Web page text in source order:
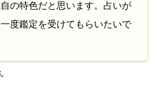
の特色だと思います。占いが
度鑑定を受けてもらいたいで